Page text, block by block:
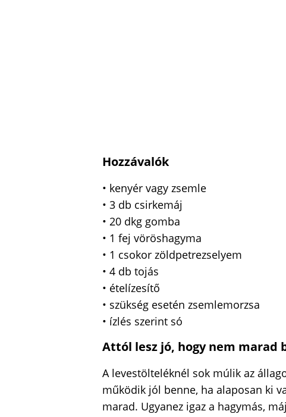
Hozzávalók
• kenyér vagy zsemle
• 3 db csirkemáj
• 20 dkg gomba
• 1 fej vöröshagyma
• 1 csokor zöldpetrezselyem
• 4 db tojás
• ételízesítő
• szükség esetén zsemlemorzsa
• ízlés szerint só
Attól lesz jó, hogy nem marad
A levestölteléknél sok múlik az
működik jól benne, ha alaposan ki
marad. Ugyanez igaz a hagymás,